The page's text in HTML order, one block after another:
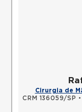
Cirurgia de
CRM 136059/SP •